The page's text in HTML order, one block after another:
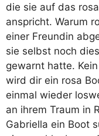
die sie auf das
anspricht. Warum
einer Freundin
sie selbst noch
gewarnt hatte.
wird dir ein rosa
einmal wieder
an ihrem Traum in
Gabriella ein Boot